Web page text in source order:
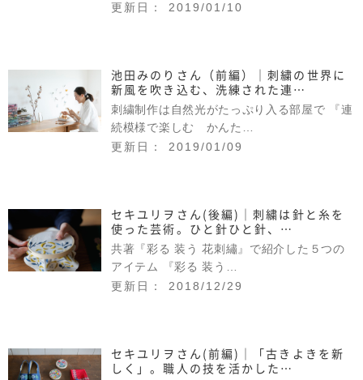
更新日： 2019/01/10
池田みのりさん（前編）｜刺繍の世界に
新風を吹き込む、洗練された連…
刺繍制作は自然光がたっぷり入る部屋で 『連
続模様で楽しむ かんた…
更新日： 2019/01/09
セキユリヲさん(後編)｜刺繍は針と糸を
使った芸術。ひと針ひと針、…
共著『彩る 装う 花刺繡』で紹介した５つの
アイテム 『彩る 装う…
更新日： 2018/12/29
セキユリヲさん(前編)｜「古きよきを新
しく」。職人の技を活かした…